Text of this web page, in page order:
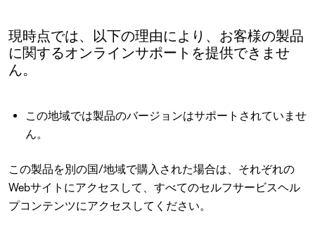
現時点では、以下の理由により、お客様の製品
に関するオンラインサポートを提供できませ
ん。
この地域では製品のバージョンはサポートされていませ
ん。
この製品を別の国/地域で購入された場合は、それぞれの
Webサイトにアクセスして、すべてのセルフサービスヘル
プコンテンツにアクセスしてください。